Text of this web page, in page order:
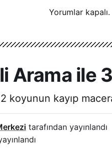
Yorumlar kapalı.
Arama ile
koyunun kayıp
tarafından yayınlandı